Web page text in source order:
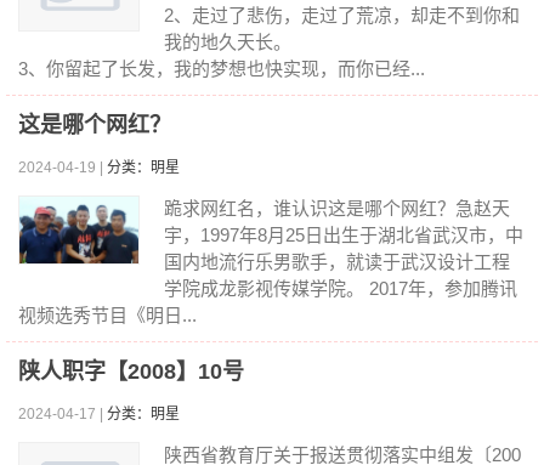
2、走过了悲伤，走过了荒凉，却走不到你和
我的地久天长。
3、你留起了长发，我的梦想也快实现，而你已经...
这是哪个网红？
2024-04-19 | 分类：明星
跪求网红名，谁认识这是哪个网红？急赵天
宇，1997年8月25日出生于湖北省武汉市，中
国内地流行乐男歌手，就读于武汉设计工程
学院成龙影视传媒学院。 2017年，参加腾讯
视频选秀节目《明日...
陕人职字【2008】10号
2024-04-17 | 分类：明星
陕西省教育厅关于报送贯彻落实中组发〔200